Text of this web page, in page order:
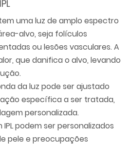
uma luz de amplo espectro
alvo, seja folículos
ou lesões vasculares. A
que danifica o alvo, levando
da luz pode ser ajustado
específica a ser tratada,
personalizada.
podem ser personalizados
pele e preocupações